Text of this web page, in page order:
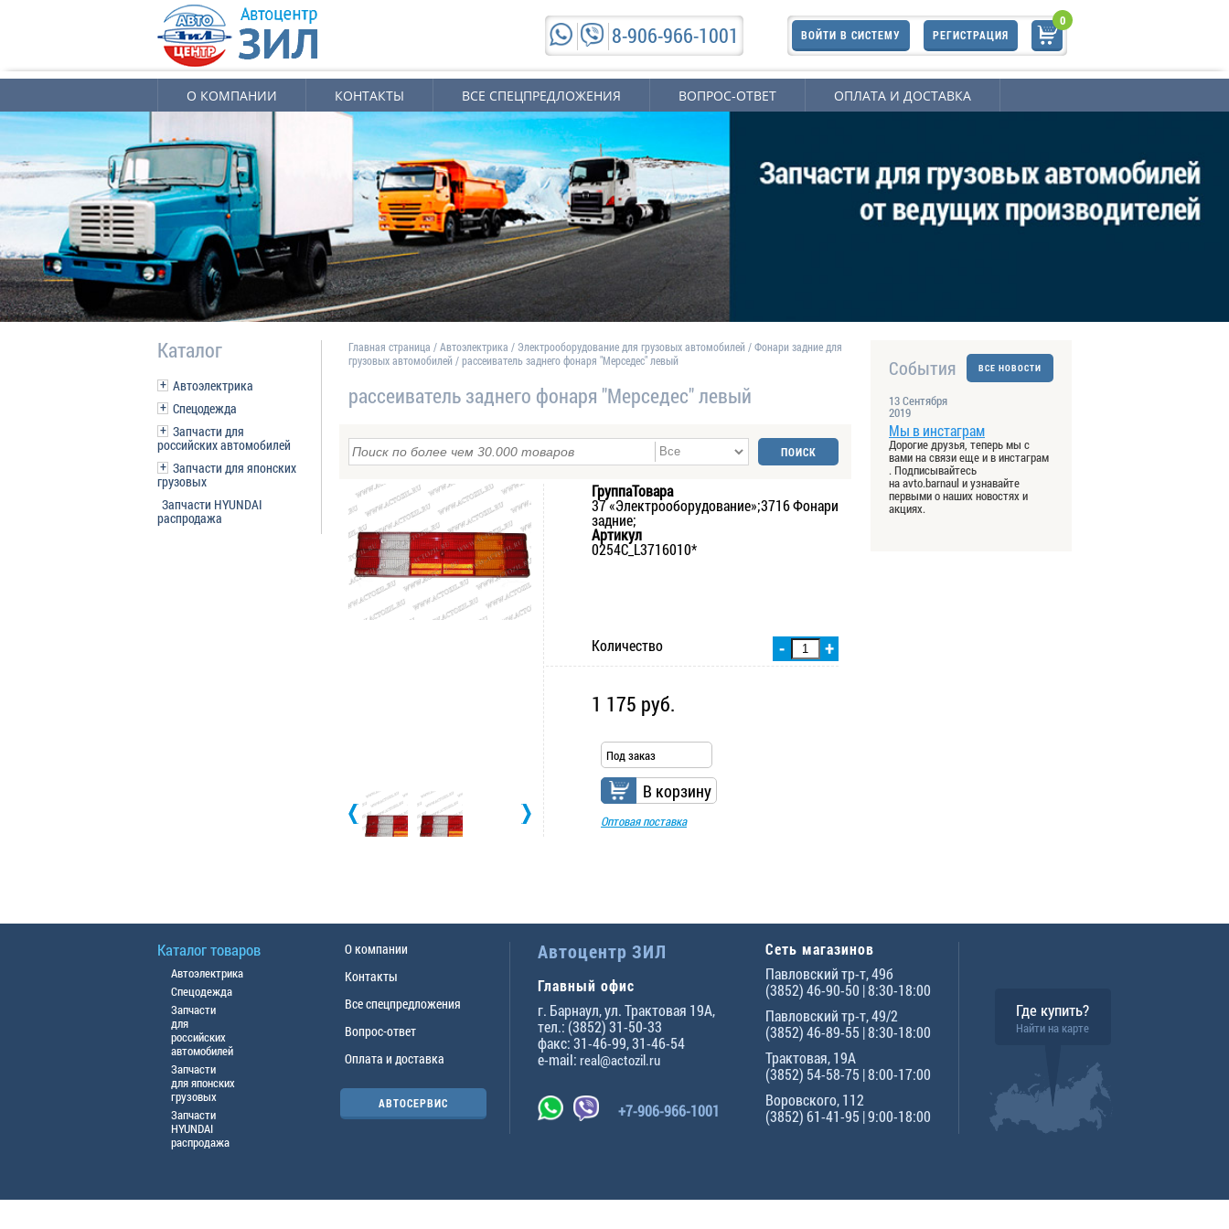
8-906-966-1001
0
ВОЙТИ В СИСТЕМУ РЕГИСТРАЦИЯ
О КОМПАНИИ КОНТАКТЫ ВСЕ СПЕЦПРЕДЛОЖЕНИЯ ВОПРОС-ОТВЕТ ОПЛАТА И ДОСТАВКА
Каталог
Автоэлектрика
Спецодежда
Запчасти для
российских автомобилей
Запчасти для японских
грузовых
Запчасти HYUNDAI
распродажа
ВСЕ НОВОСТИ
События
13 Сентября
2019
Мы в инстаграм
Дорогие друзья, теперь мы с
вами на связи еще и в инстаграм
. Подписывайтесь
на avto.barnaul и узнавайте
первыми о наших новостях и
акциях.
Главная страница /Автоэлектрика /Электрооборудование для грузовых автомобилей /Фонари задние для
грузовых автомобилей /рассеиватель заднего фонаря "Мерседес" левый
рассеиватель заднего фонаря "Мерседес" левый
ГруппаТовара
37 «Электрооборудование»;3716 Фонари
задние;
Артикул
0254C_L3716010*
+
-
Количество
1 175 руб.
Под заказ
В корзину
Оптовая поставка
Каталог товаров
Автоэлектрика
Спецодежда
Запчасти
для
российских
автомобилей
Запчасти
для японских
грузовых
Запчасти
HYUNDAI
распродажа
О компании
Контакты
Все спецпредложения
Вопрос-ответ
Оплата и доставка
АВТОСЕРВИС
Автоцентр ЗИЛ
Главный офис
г. Барнаул,ул. Трактовая 19А,
тел.: (3852) 31-50-33
факс:31-46-99,31-46-54
e-mail: real@actozil.ru
+7-906-966-1001
Сеть магазинов
Павловский тр-т, 49б
(3852) 46-90-50 | 8:30-18:00
Павловский тр-т, 49/2
(3852) 46-89-55 | 8:30-18:00
Трактовая, 19А
(3852) 54-58-75 | 8:00-17:00
Воровского, 112
(3852) 61-41-95 | 9:00-18:00
Где купить?
Найти на карте